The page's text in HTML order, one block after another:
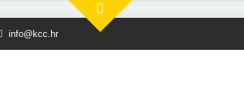
info@kcc.hr